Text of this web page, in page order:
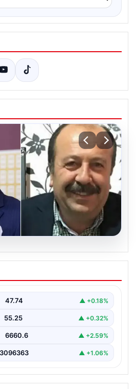
ağabeyi Hür Ağbaba
47.74 ▲ +0.18%
55.25 ▲ +0.32%
6660.6 ▲ +2.59%
3096363 ▲ +1.06%